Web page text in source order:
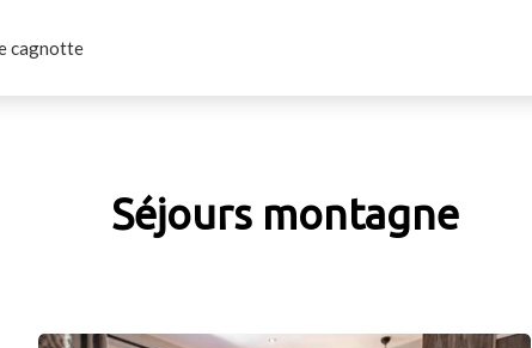
cagnotte
Séjours montagne